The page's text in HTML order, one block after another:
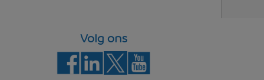
Volg ons